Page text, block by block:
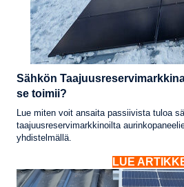
Sähkön
se toimii?
Lue miten voit ansaita passiivista tuloa
taajuusreservimarkkinoilta
yhdistelmällä.
LUE